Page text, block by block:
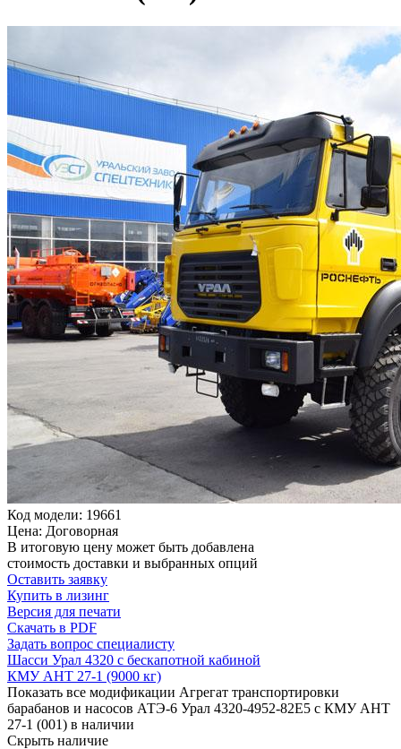
Код модели: 19661
Цена: Договорная
В итоговую цену может быть добавлена
стоимость доставки и выбранных опций
Оставить заявку
Купить в лизинг
Версия для печати
Скачать в PDF
Задать вопрос специалисту
Шасси Урал 4320 с бескапотной кабиной
КМУ АНТ 27-1 (9000 кг)
Показать все модификации Агрегат транспортировки
барабанов и насосов АТЭ-6 Урал 4320-4952-82Е5 с КМУ АНТ
27-1 (001) в наличии
Скрыть наличие